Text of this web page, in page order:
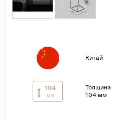
Китай
104
мм
Толщина
104 мм